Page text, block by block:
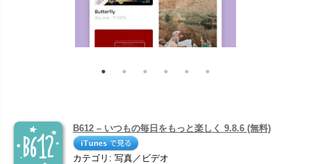
B612 – いつもの毎日をもっと楽しく 9.8.6 (無料)
カテゴリ: 写真／ビデオ